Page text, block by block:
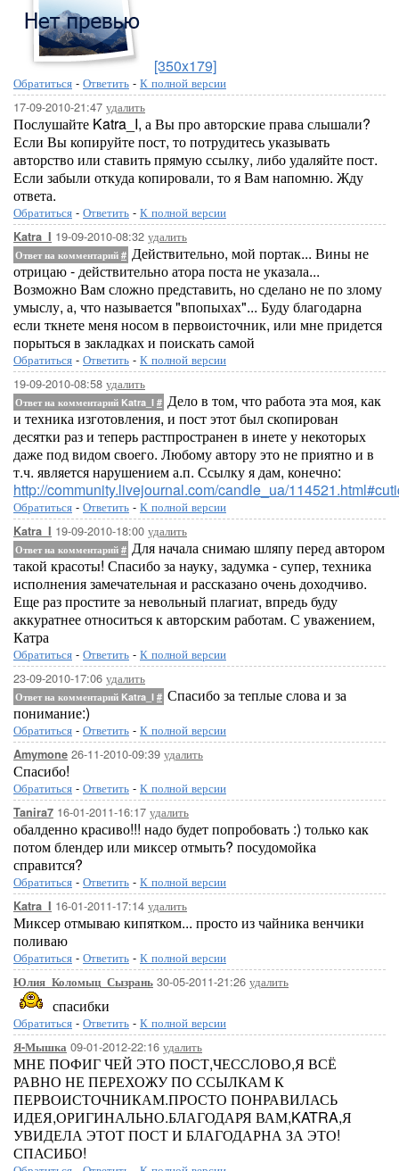
[350x179]
Обратиться - Ответить - К полной версии
17-09-2010-21:47 удалить
Послушайте Katra_I, а Вы про авторские права слышали?
Если Вы копируйте пост, то потрудитесь указывать
авторство или ставить прямую ссылку, либо удаляйте пост.
Если забыли откуда копировали, то я Вам напомню. Жду
ответа.
Обратиться - Ответить - К полной версии
Katra_I 19-09-2010-08:32 удалить
Ответ на комментарий # Действительно, мой портак... Вины не
отрицаю - действительно атора поста не указала...
Возможно Вам сложно представить, но сделано не по злому
умыслу, а, что называется "впопыхах"... Буду благодарна
если ткнете меня носом в первоисточник, или мне придется
порыться в закладках и поискать самой
Обратиться - Ответить - К полной версии
19-09-2010-08:58 удалить
Ответ на комментарий Katra_I # Дело в том, что работа эта моя, как
и техника изготовления, и пост этот был скопирован
десятки раз и теперь растпространен в инете у некоторых
даже под видом своего. Любому автору это не приятно и в
т.ч. является нарушением а.п. Ссылку я дам, конечно:
http://community.livejournal.com/candle_ua/
Обратиться - Ответить - К полной версии
Katra_I 19-09-2010-18:00 удалить
Ответ на комментарий # Для начала снимаю шляпу перед автором
такой красоты! Спасибо за науку, задумка - супер, техника
исполнения замечательная и рассказано очень доходчиво.
Еще раз простите за невольный плагиат, впредь буду
аккуратнее относиться к авторским работам. С уважением,
Катра
Обратиться - Ответить - К полной версии
23-09-2010-17:06 удалить
Ответ на комментарий Katra_I # Спасибо за теплые слова и за
понимание:)
Обратиться - Ответить - К полной версии
Amymone 26-11-2010-09:39 удалить
Спасибо!
Обратиться - Ответить - К полной версии
Tanira7 16-01-2011-16:17 удалить
обалденно красиво!!! надо будет попробовать :) только как
потом блендер или миксер отмыть? посудомойка
справится?
Обратиться - Ответить - К полной версии
Katra_I 16-01-2011-17:14 удалить
Миксер отмываю кипятком... просто из чайника венчики
поливаю
Обратиться - Ответить - К полной версии
Юлия_Коломыц_Сызрань 30-05-2011-21:26 удалить
спасибки
Обратиться - Ответить - К полной версии
Я-Мышка 09-01-2012-22:16 удалить
МНЕ ПОФИГ ЧЕЙ ЭТО ПОСТ,ЧЕССЛОВО,Я ВСЁ
РАВНО НЕ ПЕРЕХОЖУ ПО ССЫЛКАМ К
ПЕРВОИСТОЧНИКАМ.ПРОСТО ПОНРАВИЛАСЬ
ИДЕЯ,ОРИГИНАЛЬНО.БЛАГОДАРЯ ВАМ,KATRA,Я
УВИДЕЛА ЭТОТ ПОСТ И БЛАГОДАРНА ЗА ЭТО!
СПАСИБО!